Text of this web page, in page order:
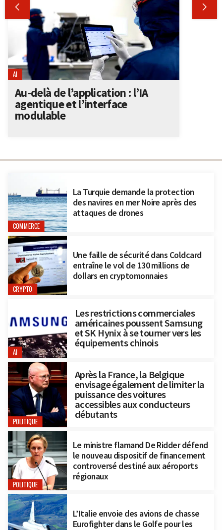
COMMERCE
La Turquie demande la protection
des navires en mer Noire après des
attaques de drones
CRYPTO
Une faille de sécurité dans Coldcard
entraîne le vol de 130 millions de
dollars en cryptomonnaies
AI
Les restrictions commerciales
américaines poussent Samsung
et SK Hynix à se tourner vers les
équipements chinois
POLITIQUE
Après la France, la Belgique
envisage également de limiter la
puissance des voitures
accessibles aux conducteurs
débutants
POLITIQUE
Le ministre flamand De Ridder défend
le nouveau dispositif de financement
controversé destiné aux aéroports
régionaux
L’Italie envoie des avions de chasse
Eurofighter dans le Golfe pour les
 
AI
Au-delà de l’application : l’IA
agentique et l’interface
modulable